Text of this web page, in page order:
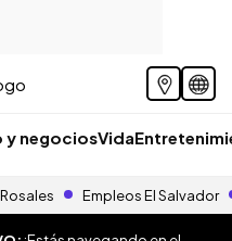
y negociosVida
Empleos El Salvador